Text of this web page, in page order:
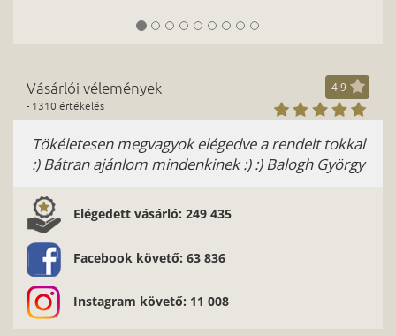
Vásárlói vélemények
- 1310 értékelés
4.9
Tökéletesen megvagyok elégedve a rendelt tokkal
:) Bátran ajánlom mindenkinek :) :) Balogh György
Elégedett vásárló: 249 435
Facebook követő: 63 836
Instagram követő: 11 008